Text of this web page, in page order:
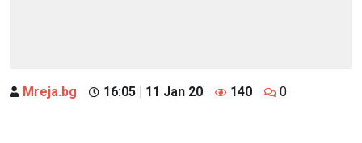
Mreja.bg 16:05 | 11 Jan 20 140 0